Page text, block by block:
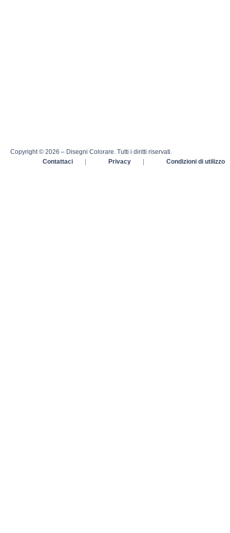
Copyright © 2026 – Disegni Colorare. Tutti i diritti riservati.
Contattaci
| Privacy | Condizioni di utilizzo